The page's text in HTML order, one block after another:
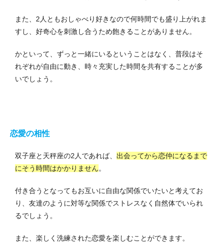
また、2人ともおしゃべり好きなので何時間でも盛り上がれま
すし、好奇心を刺激し合うため飽きることがありません。
かといって、ずっと一緒にいるということはなく、普段はそ
れぞれが自由に動き、時々充実した時間を共有することが多
いでしょう。
恋愛の相性
双子座と天秤座の2人であれば、 出会ってから恋仲になるまで
にそう時間はかかりません。
付き合うとなってもお互いに自由な関係でいたいと考えてお
り、友達のように対等な関係でストレスなく自然体でいられ
るでしょう。
また、楽しく洗練された恋愛を楽しむことができます。